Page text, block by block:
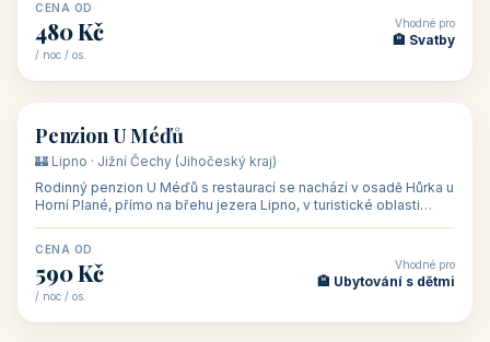
CENA OD
480 Kč
/ noc / os.
Vhodné pro
🏨 Svatby
🏡 penzion
Penzion U Méďů
🏰 Lipno · Jižní Čechy (Jihočeský kraj)
Rodinný penzion U Méďů s restaurací se nachází v osadě Hůrka u
Horní Plané, přímo na břehu jezera Lipno, v turistické oblasti
CENA OD
590 Kč
/ noc / os.
Vhodné pro
🏨 Ubytování s dětmi